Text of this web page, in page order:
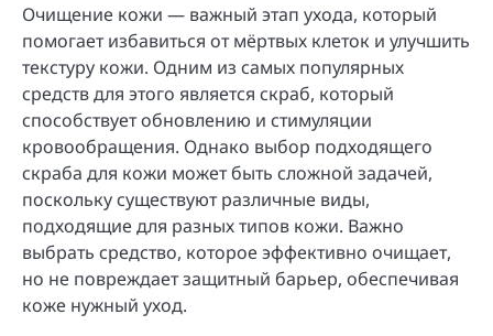
Очищение кожи — важный этап ухода, который
помогает избавиться от мёртвых клеток и улучшить
текстуру кожи. Одним из самых популярных
средств для этого является скраб, который
способствует обновлению и стимуляции
кровообращения. Однако выбор подходящего
скраба для кожи может быть сложной задачей,
поскольку существуют различные виды,
подходящие для разных типов кожи. Важно
выбрать средство, которое эффективно очищает,
но не повреждает защитный барьер, обеспечивая
коже нужный уход.